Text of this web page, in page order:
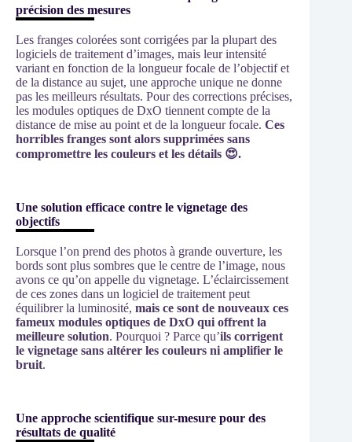
précision des mesures
Les franges colorées sont corrigées par la plupart des
logiciels de traitement d’images, mais leur intensité
variant en fonction de la longueur focale de l’objectif et
de la distance au sujet, une approche unique ne donne
pas les meilleurs résultats. Pour des corrections précises,
les modules optiques de DxO tiennent compte de la
distance de mise au point et de la longueur focale. Ces
horribles franges sont alors supprimées sans
compromettre les couleurs et les détails 😍.
Une solution efficace contre le vignetage des
objectifs
Lorsque l’on prend des photos à grande ouverture, les
bords sont plus sombres que le centre de l’image, nous
avons ce qu’on appelle du vignetage. L’éclaircissement
de ces zones dans un logiciel de traitement peut
équilibrer la luminosité, mais ce sont de nouveaux ces
fameux modules optiques de DxO qui offrent la
meilleure solution. Pourquoi ? Parce qu’ils corrigent
le vignetage sans altérer les couleurs ni amplifier le
bruit.
Une approche scientifique sur-mesure pour des
résultats de qualité